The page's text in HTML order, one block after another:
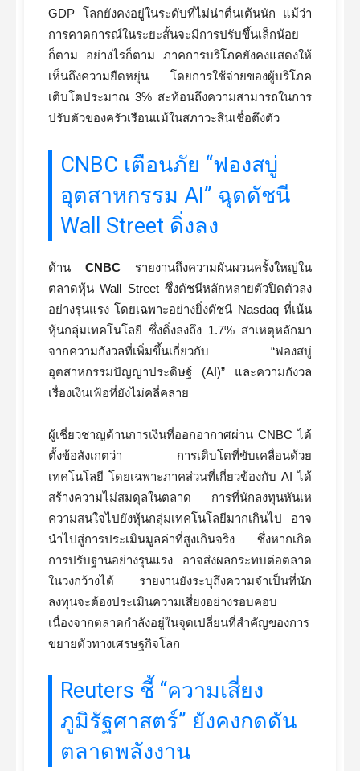
GDP โลกยังคงอยู่ในระดับที่ไม่น่าตื่นเต้นนัก แม้ว่า
การคาดการณ์ในระยะสั้นจะมีการปรับขึ้นเล็กน้อย
ก็ตาม อย่างไรก็ตาม ภาคการบริโภคยังคงแสดงให้
เห็นถึงความยืดหยุ่น โดยการใช้จ่ายของผู้บริโภค
เติบโตประมาณ 3% สะท้อนถึงความสามารถในการ
ปรับตัวของครัวเรือนแม้ในสภาวะสินเชื่อตึงตัว
CNBC เตือนภัย “ฟองสบู่
อุตสาหกรรม AI” ฉุดดัชนี
Wall Street ดิ่งลง
ด้าน CNBC รายงานถึงความผันผวนครั้งใหญ่ใน
ตลาดหุ้น Wall Street ซึ่งดัชนีหลักหลายตัวปิดตัวลง
อย่างรุนแรง โดยเฉพาะอย่างยิ่งดัชนี Nasdaq ที่เน้น
หุ้นกลุ่มเทคโนโลยี ซึ่งดิ่งลงถึง 1.7% สาเหตุหลักมา
จากความกังวลที่เพิ่มขึ้นเกี่ยวกับ “ฟองสบู่
อุตสาหกรรมปัญญาประดิษฐ์ (AI)” และความกังวล
เรื่องเงินเฟ้อที่ยังไม่คลี่คลาย
ผู้เชี่ยวชาญด้านการเงินที่ออกอากาศผ่าน CNBC ได้
ตั้งข้อสังเกตว่า การเติบโตที่ขับเคลื่อนด้วย
เทคโนโลยี โดยเฉพาะภาคส่วนที่เกี่ยวข้องกับ AI ได้
สร้างความไม่สมดุลในตลาด การที่นักลงทุนหันเห
ความสนใจไปยังหุ้นกลุ่มเทคโนโลยีมากเกินไป อาจ
นำไปสู่การประเมินมูลค่าที่สูงเกินจริง ซึ่งหากเกิด
การปรับฐานอย่างรุนแรง อาจส่งผลกระทบต่อตลาด
ในวงกว้างได้ รายงานยังระบุถึงความจำเป็นที่นัก
ลงทุนจะต้องประเมินความเสี่ยงอย่างรอบคอบ
เนื่องจากตลาดกำลังอยู่ในจุดเปลี่ยนที่สำคัญของการ
ขยายตัวทางเศรษฐกิจโลก
Reuters ชี้ “ความเสี่ยง
ภูมิรัฐศาสตร์” ยังคงกดดัน
ตลาดพลังงาน